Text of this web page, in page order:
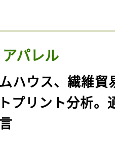
パレル
ハウス、繊維貿
プリント分析。